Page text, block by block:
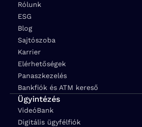
Rólunk
ESG
Blog
Sajtószoba
Karrier
Elérhetőségek
Panaszkezelés
Bankfiók és ATM kereső
Ügyintézés
VideóBank
Digitális ügyfélfiók